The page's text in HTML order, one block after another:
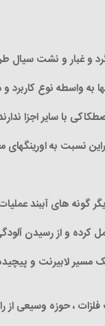
و غبار و نشت سیال
واسطه نوع کاربرد و
با سایر اجزا
نسبت به
گونه های آببند
کرده و از رسیدن
لابیرنت و
، حوزه وسیعی از